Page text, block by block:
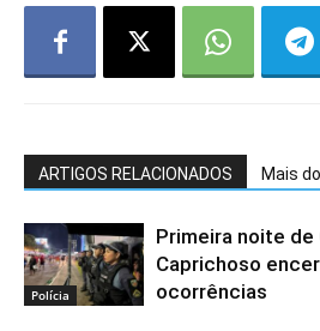
ARTIGOS RELACIONADOS Mais
Polícia
Primeira noite de
Caprichoso
ocorrências